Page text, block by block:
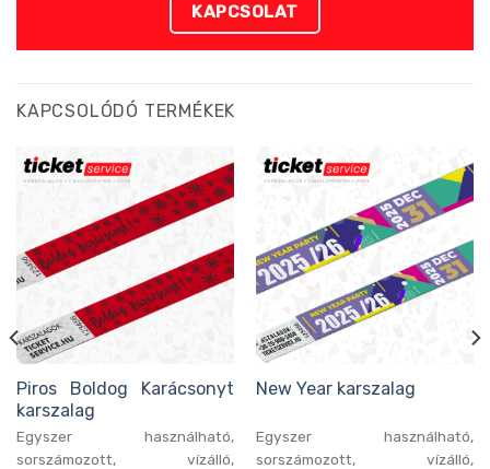
KAPCSOLAT
KAPCSOLÓDÓ TERMÉKEK
Piros Boldog Karácsonyt
karszalag
Egyszer használható,
sorszámozott, vízálló,
New Year karszalag
Egyszer használható,
sorszámozott, vízálló,